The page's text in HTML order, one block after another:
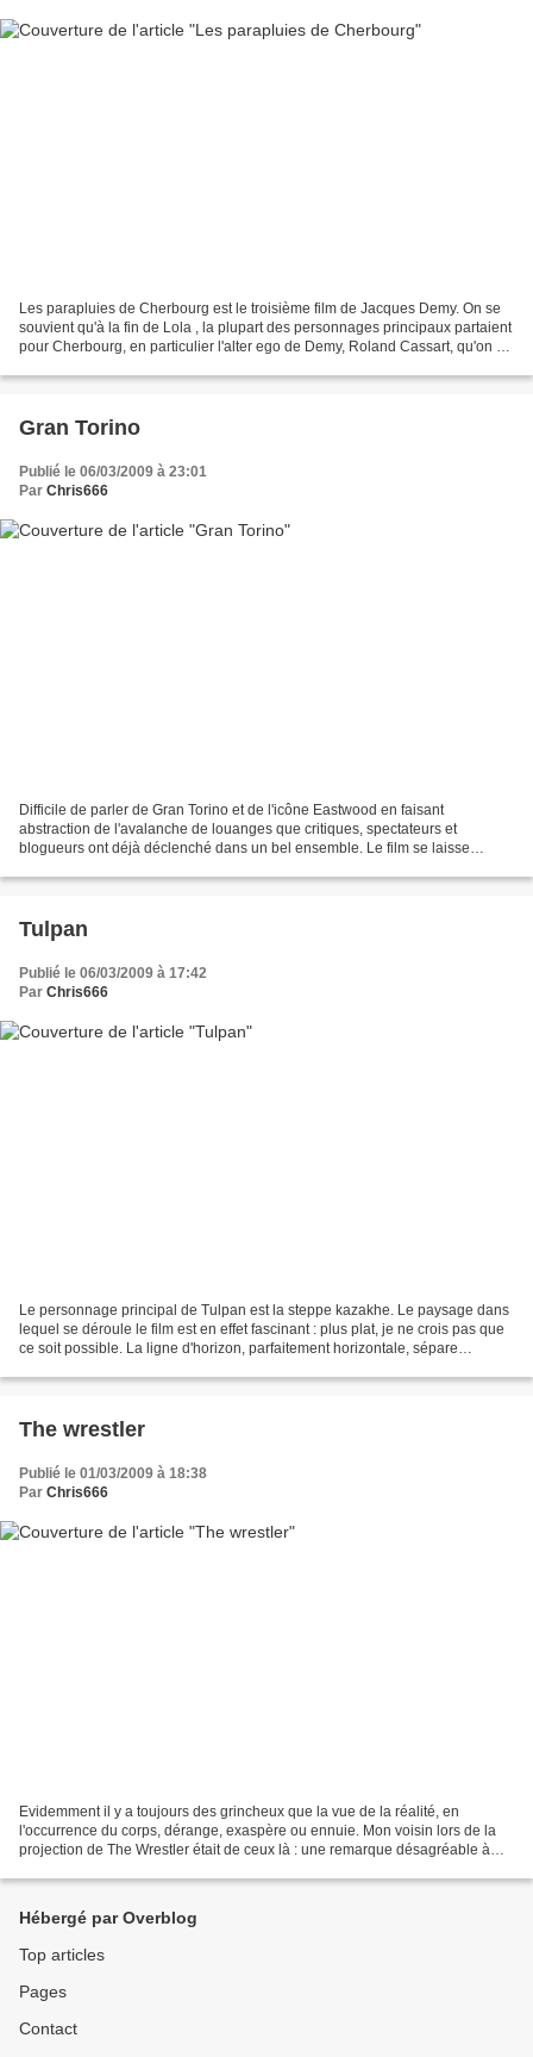
Les parapluies de Cherbourg est le troisième film de Jacques Demy. On se
souvient qu'à la fin de Lola , la plupart des personnages principaux partaient
pour Cherbourg, en particulier l'alter ego de Demy, Roland Cassart, qu'on va
Gran Torino
Publié le 06/03/2009 à 23:01
Par Chris666
Difficile de parler de Gran Torino et de l'icône Eastwood en faisant
abstraction de l'avalanche de louanges que critiques, spectateurs et
blogueurs ont déjà déclenché dans un bel ensemble. Le film se laisse
Tulpan
Publié le 06/03/2009 à 17:42
Par Chris666
Le personnage principal de Tulpan est la steppe kazakhe. Le paysage dans
lequel se déroule le film est en effet fascinant : plus plat, je ne crois pas que
ce soit possible. La ligne d'horizon, parfaitement horizontale, sépare
The wrestler
Publié le 01/03/2009 à 18:38
Par Chris666
Evidemment il y a toujours des grincheux que la vue de la réalité, en
l'occurrence du corps, dérange, exaspère ou ennuie. Mon voisin lors de la
projection de The Wrestler était de ceux là : une remarque désagréable à
Hébergé par Overblog
Top articles
Pages
Contact